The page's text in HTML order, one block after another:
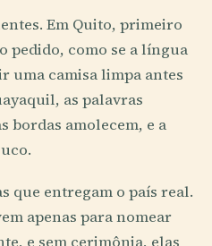
Em Quito, primeiro
pedido, como se a língua
uma camisa limpa antes
as palavras
bordas amolecem, e a
que entregam o país real.
apenas para nomear